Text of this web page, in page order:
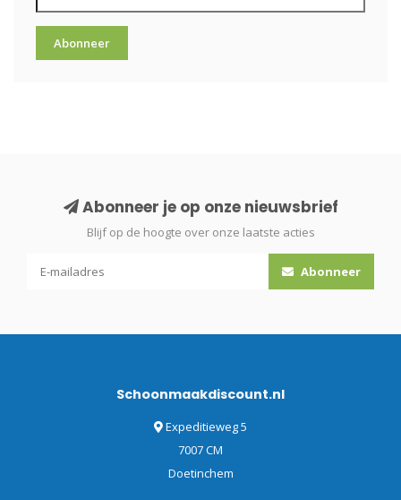
Abonneer
Abonneer je op onze nieuwsbrief
Blijf op de hoogte over onze laatste acties
Abonneer
Schoonmaakdiscount.nl
Expeditieweg 5
7007 CM
Doetinchem